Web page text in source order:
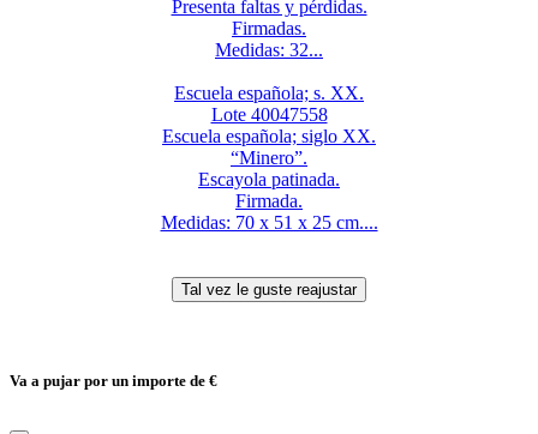
Presenta faltas y pérdidas.
Firmadas.
Medidas: 32...
Escuela española; s. XX.
Lote 40047558
Escuela española; siglo XX.
“Minero”.
Escayola patinada.
Firmada.
Medidas: 70 x 51 x 25 cm....
Va a pujar por un importe de €